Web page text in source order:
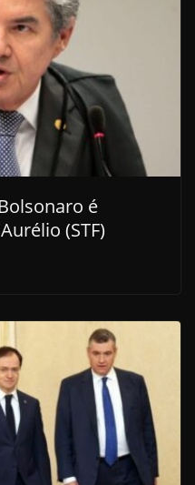
é
(STF)